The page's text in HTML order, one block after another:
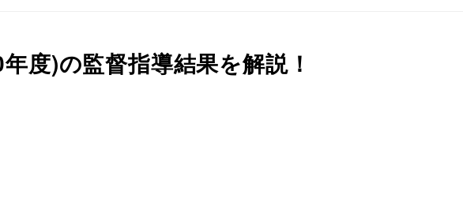
度)の監督指導結果を解説！